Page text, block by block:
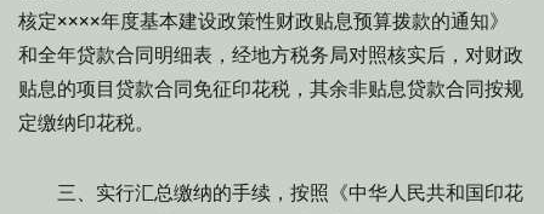
核定××××年度基本建设政策性财政贴息预算拨款的通知》
和全年贷款合同明细表，经地方税务局对照核实后，对财政
贴息的项目贷款合同免征印花税，其余非贴息贷款合同按规
定缴纳印花税。
三、实行汇总缴纳的手续，按照《中华人民共和国印花